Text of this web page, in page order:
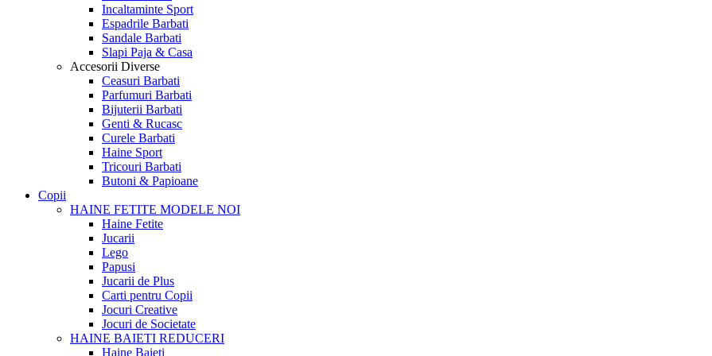
Incaltaminte Sport
Espadrile Barbati
Sandale Barbati
Slapi Paja & Casa
Accesorii Diverse
Ceasuri Barbati
Parfumuri Barbati
Bijuterii Barbati
Genti & Rucasc
Curele Barbati
Haine Sport
Tricouri Barbati
Butoni & Papioane
Copii
HAINE FETITE MODELE NOI
Haine Fetite
Jucarii
Lego
Papusi
Jucarii de Plus
Carti pentru Copii
Jocuri Creative
Jocuri de Societate
HAINE BAIETI REDUCERI
Haine Baieti